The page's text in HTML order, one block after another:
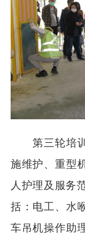
第三轮培训
施维护、重型
人护理及服务
括：电工、水
车吊机操作助